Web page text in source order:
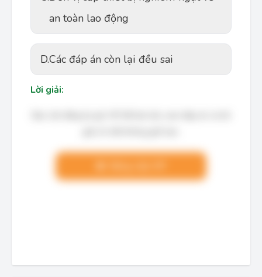
an toàn lao động
D.Các đáp án còn lại đều sai
Lời giải: